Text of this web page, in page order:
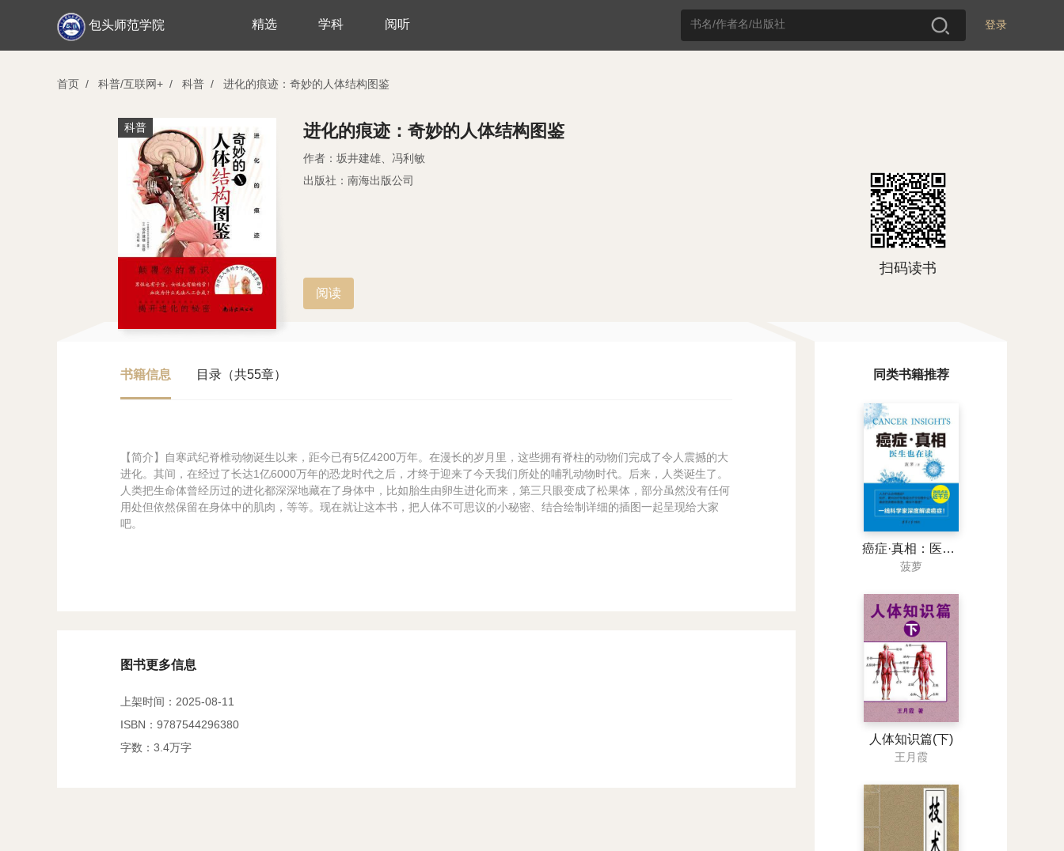
登录
精选 学科 阅听
包头师范学院
首页 / 科普/互联网+ / 科普 / 进化的痕迹：奇妙的人体结构图鉴
科普 进化的痕迹：奇妙的人体结构图鉴
作者：坂井建雄、冯利敏
出版社：南海出版公司
阅读
扫码读书
书籍信息 目录（共55章）
【简介】自寒武纪脊椎动物诞生以来，距今已有5亿4200万年。在漫长的岁月里，这些拥有脊柱的动物们完成了令人震撼的大
进化。其间，在经过了长达1亿6000万年的恐龙时代之后，才终于迎来了今天我们所处的哺乳动物时代。后来，人类诞生了。
人类把生命体曾经历过的进化都深深地藏在了身体中，比如胎生由卵生进化而来，第三只眼变成了松果体，部分虽然没有任何
用处但依然保留在身体中的肌肉，等等。现在就让这本书，把人体不可思议的小秘密、结合绘制详细的插图一起呈现给大家
吧。
图书更多信息
上架时间：2025-08-11
ISBN：9787544296380
字数：3.4万字
同类书籍推荐
癌症·真相：医生也在读
菠萝
人体知识篇(下)
王月霞